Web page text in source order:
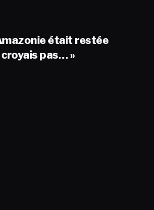
était restée
croyais pas… »